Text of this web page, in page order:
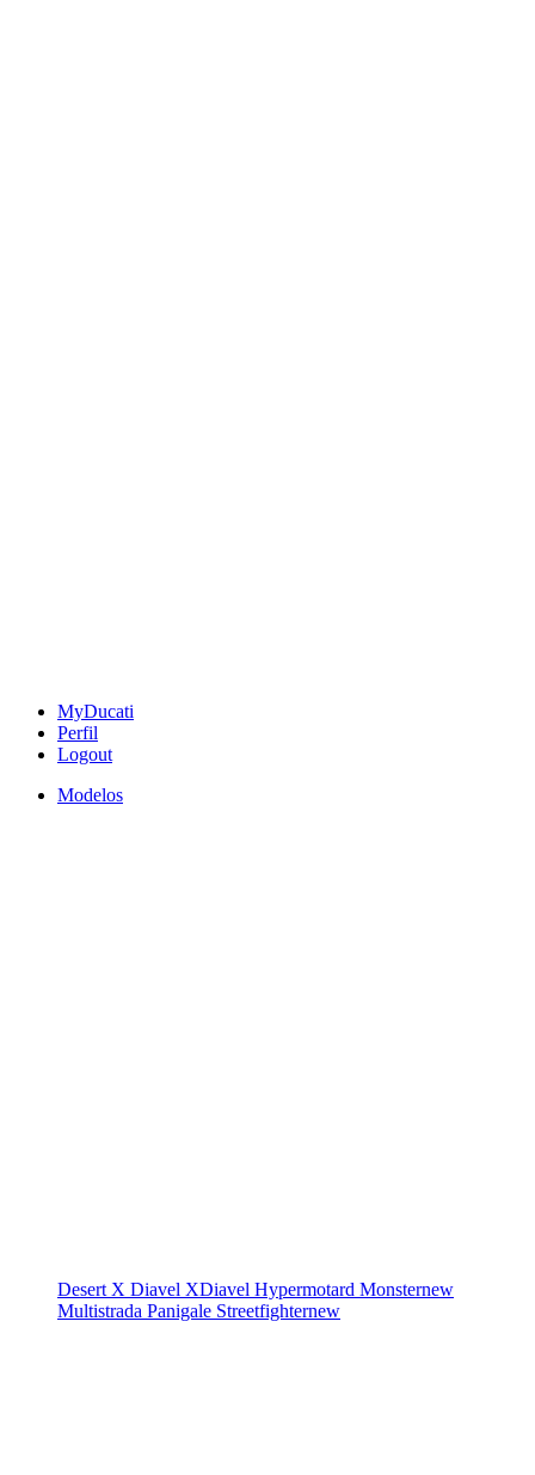
MyDucati
Perfil
Logout
Modelos
Desert X Diavel XDiavel Hypermotard Monsternew
Multistrada Panigale Streetfighternew